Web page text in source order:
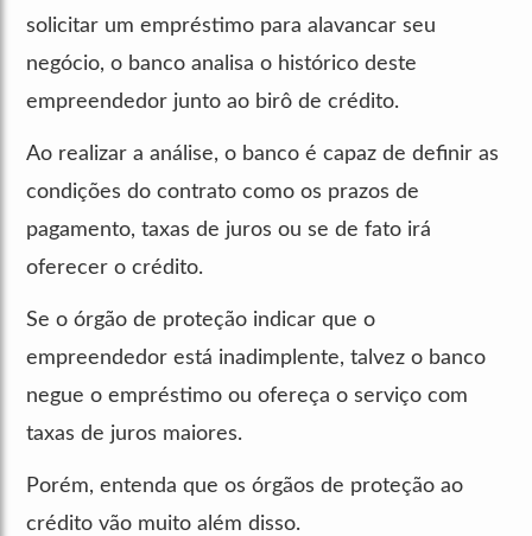
solicitar um empréstimo para alavancar seu
negócio, o banco analisa o histórico deste
empreendedor junto ao birô de crédito.
Ao realizar a análise, o banco é capaz de definir as
condições do contrato como os prazos de
pagamento, taxas de juros ou se de fato irá
oferecer o crédito.
Se o órgão de proteção indicar que o
empreendedor está inadimplente, talvez o banco
negue o empréstimo ou ofereça o serviço com
taxas de juros maiores.
Porém, entenda que os órgãos de proteção ao
crédito vão muito além disso.